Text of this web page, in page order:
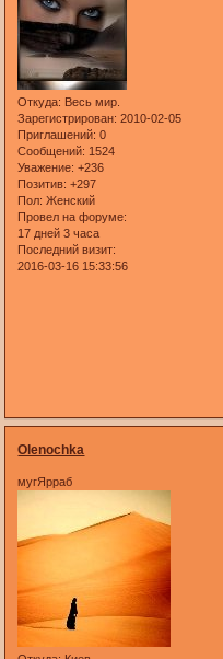
Откуда: Весь мир.
Зарегистрирован: 2010-02-05
Приглашений: 0
Сообщений: 1524
Уважение: +236
Позитив: +297
Пол: Женский
Провел на форуме:
17 дней 3 часа
Последний визит:
2016-03-16 15:33:56
Olenochka
мугЯрраб